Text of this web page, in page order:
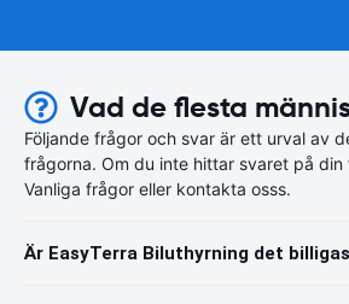
Vad de flesta
Följande frågor och svar är ett urval av
frågorna. Om du inte hittar svaret på
Vanliga frågor eller kontakta osss.
Är EasyTerra Biluthyrning det